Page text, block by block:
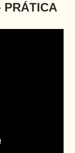
PRÁTICA